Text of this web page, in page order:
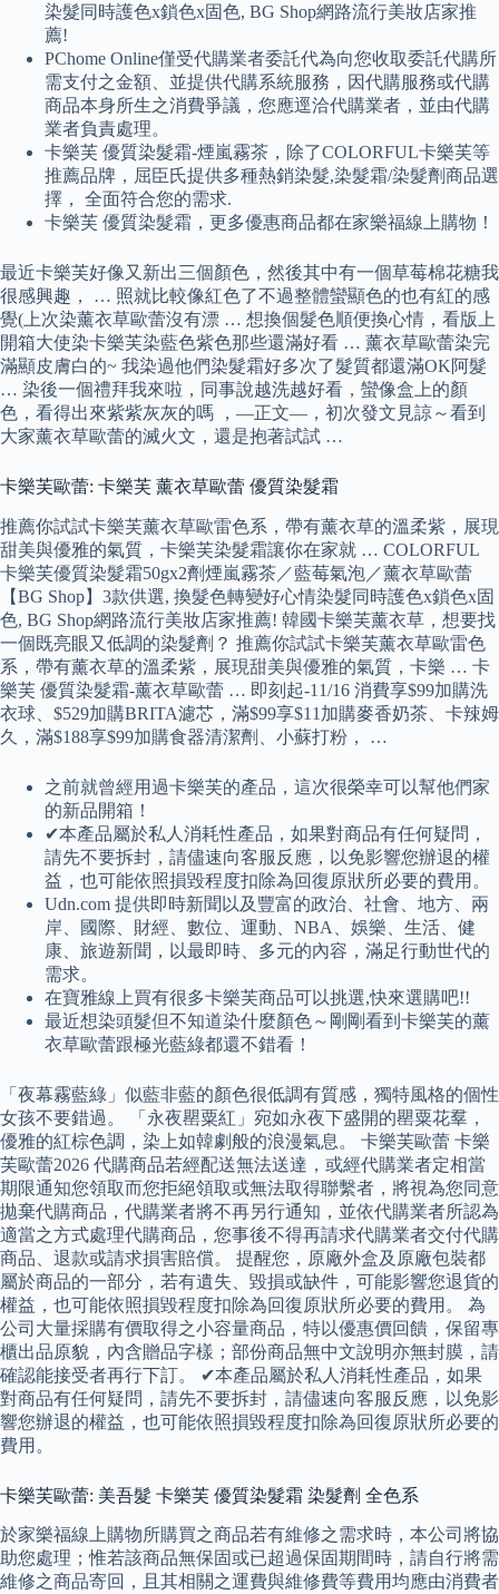
染髮同時護色x鎖色x固色, BG Shop網路流行美妝店家推
薦!
PChome Online僅受代購業者委託代為向您收取委託代購所
需支付之金額、並提供代購系統服務，因代購服務或代購
商品本身所生之消費爭議，您應逕洽代購業者，並由代購
業者負責處理。
卡樂芙 優質染髮霜-煙嵐霧茶，除了COLORFUL卡樂芙等
推薦品牌，屈臣氏提供多種熱銷染髮,染髮霜/染髮劑商品選
擇， 全面符合您的需求.
卡樂芙 優質染髮霜，更多優惠商品都在家樂福線上購物！
最近卡樂芙好像又新出三個顏色，然後其中有一個草莓棉花糖我
很感興趣， … 照就比較像紅色了不過整體蠻顯色的也有紅的感
覺(上次染薰衣草歐蕾沒有漂 … 想換個髮色順便換心情，看版上
開箱大使染卡樂芙染藍色紫色那些還滿好看 … 薰衣草歐蕾染完
滿顯皮膚白的~ 我染過他們染髮霜好多次了髮質都還滿OK阿髮
… 染後一個禮拜我來啦，同事說越洗越好看，蠻像盒上的顏
色，看得出來紫紫灰灰的嗎 ，—正文—，初次發文見諒～看到
大家薰衣草歐蕾的滅火文，還是抱著試試 …
卡樂芙歐蕾: 卡樂芙 薰衣草歐蕾 優質染髮霜
推薦你試試卡樂芙薰衣草歐雷色系，帶有薰衣草的溫柔紫，展現
甜美與優雅的氣質，卡樂芙染髮霜讓你在家就 … COLORFUL
卡樂芙優質染髮霜50gx2劑煙嵐霧茶／藍莓氣泡／薰衣草歐蕾
【BG Shop】3款供選, 換髮色轉變好心情染髮同時護色x鎖色x固
色, BG Shop網路流行美妝店家推薦! 韓國卡樂芙薰衣草，想要找
一個既亮眼又低調的染髮劑？ 推薦你試試卡樂芙薰衣草歐雷色
系，帶有薰衣草的溫柔紫，展現甜美與優雅的氣質，卡樂 … 卡
樂芙 優質染髮霜-薰衣草歐蕾 … 即刻起-11/16 消費享$99加購洗
衣球、$529加購BRITA濾芯，滿$99享$11加購麥香奶茶、卡辣姆
久，滿$188享$99加購食器清潔劑、小蘇打粉， …
之前就曾經用過卡樂芙的產品，這次很榮幸可以幫他們家
的新品開箱！
✔本產品屬於私人消耗性產品，如果對商品有任何疑問，
請先不要拆封，請儘速向客服反應，以免影響您辦退的權
益，也可能依照損毀程度扣除為回復原狀所必要的費用。
Udn.com 提供即時新聞以及豐富的政治、社會、地方、兩
岸、國際、財經、數位、運動、NBA、娛樂、生活、健
康、旅遊新聞，以最即時、多元的內容，滿足行動世代的
需求。
在寶雅線上買有很多卡樂芙商品可以挑選,快來選購吧!!
最近想染頭髮但不知道染什麼顏色～剛剛看到卡樂芙的薰
衣草歐蕾跟極光藍綠都還不錯看！
「夜幕霧藍綠」似藍非藍的顏色很低調有質感，獨特風格的個性
女孩不要錯過。 「永夜罌粟紅」宛如永夜下盛開的罌粟花羣，
優雅的紅棕色調，染上如韓劇般的浪漫氣息。 卡樂芙歐蕾 卡樂
芙歐蕾2026 代購商品若經配送無法送達，或經代購業者定相當
期限通知您領取而您拒絕領取或無法取得聯繫者，將視為您同意
拋棄代購商品，代購業者將不再另行通知，並依代購業者所認為
適當之方式處理代購商品，您事後不得再請求代購業者交付代購
商品、退款或請求損害賠償。 提醒您，原廠外盒及原廠包裝都
屬於商品的一部分，若有遺失、毀損或缺件，可能影響您退貨的
權益，也可能依照損毀程度扣除為回復原狀所必要的費用。 為
公司大量採購有價取得之小容量商品，特以優惠價回饋，保留專
櫃出品原貌，內含贈品字樣；部份商品無中文說明亦無封膜，請
確認能接受者再行下訂。 ✔本產品屬於私人消耗性產品，如果
對商品有任何疑問，請先不要拆封，請儘速向客服反應，以免影
響您辦退的權益，也可能依照損毀程度扣除為回復原狀所必要的
費用。
卡樂芙歐蕾: 美吾髮 卡樂芙 優質染髮霜 染髮劑 全色系
於家樂福線上購物所購買之商品若有維修之需求時，本公司將協
助您處理；惟若該商品無保固或已超過保固期間時，請自行將需
維修之商品寄回，且其相關之運費與維修費等費用均應由消費者